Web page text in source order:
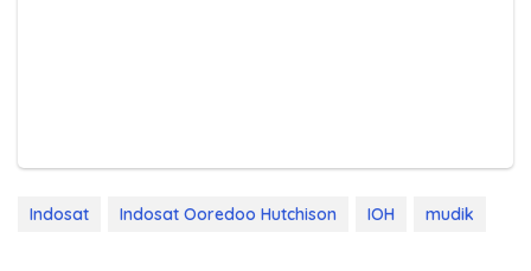
Indosat Indosat Ooredoo Hutchison IOH mudik